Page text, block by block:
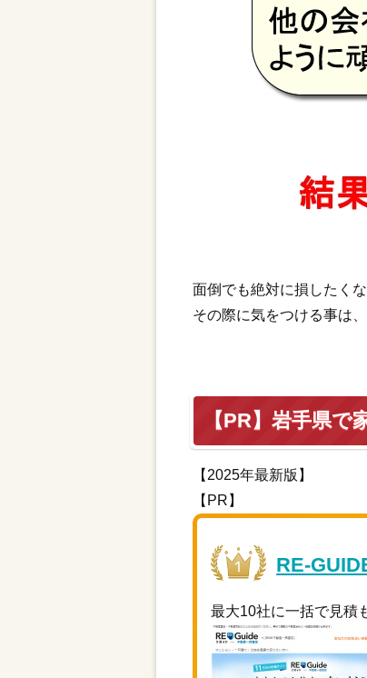
面倒でも絶対に損したく
その際に気をつける事は
【PR】岩手県
【2025年最新版】
【PR】
RE-
最大10社に一括で見積